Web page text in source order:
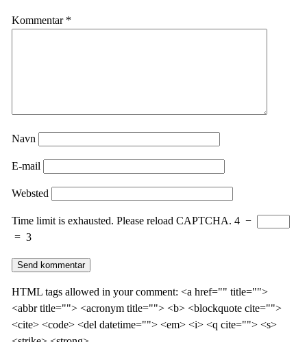
Kommentar *
Navn
E-mail
Websted
Time limit is exhausted. Please reload CAPTCHA. 4 −
= 3
HTML tags allowed in your comment: <a href="" title="">
<abbr title=""> <acronym title=""> <b> <blockquote cite="">
<cite> <code> <del datetime=""> <em> <i> <q cite=""> <s>